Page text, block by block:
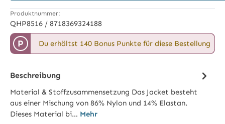
Produktnummer:
QHP8516 / 8718369324188
P Du erhältst 140 Bonus Punkte für diese Bestellung
Beschreibung
Material & Stoffzusammensetzung Das Jacket besteht
aus einer Mischung von 86% Nylon und 14% Elastan.
Dieses Material bi… Mehr